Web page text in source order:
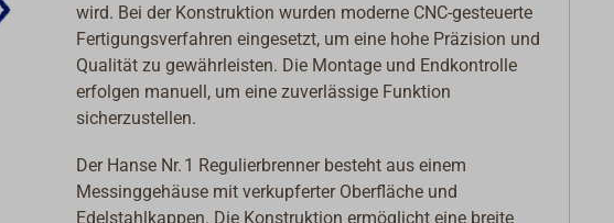
wird. Bei der Konstruktion wurden moderne CNC-gesteuerte
Fertigungsverfahren eingesetzt, um eine hohe Präzision und
Qualität zu gewährleisten. Die Montage und Endkontrolle
erfolgen manuell, um eine zuverlässige Funktion
sicherzustellen.
Der Hanse Nr. 1 Regulierbrenner besteht aus einem
Messinggehäuse mit verkupferter Oberfläche und
Edelstahlkappen. Die Konstruktion ermöglicht eine breite